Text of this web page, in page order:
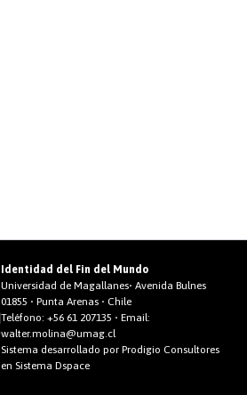
Identidad del Fin del Mundo
Universidad de Magallanes• Avenida Bulnes
01855 • Punta Arenas • Chile
Teléfono:+56 61 207135 • Email:
walter.molina@umag.cl
Sistema desarrollado por Prodigio Consultores
en Sistema Dspace